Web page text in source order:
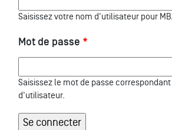
Saisissez votre nom d'utilisateur pour
Mot de passe *
Saisissez le mot de passe
d'utilisateur.